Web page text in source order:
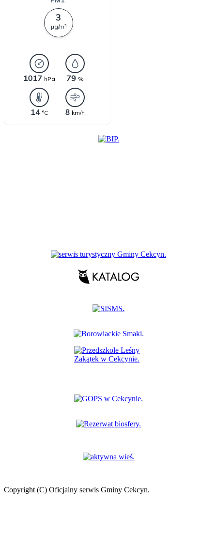
Copyright (C) Oficjalny serwis Gminy Cekcyn.